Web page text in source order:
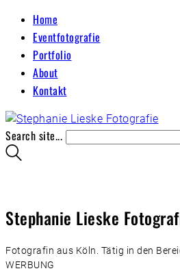
Home
Eventfotografie
Portfolio
About
Kontakt
Search site...
Stephanie Lieske
Fotografin aus Köln. Tätig in den
WERBUNG